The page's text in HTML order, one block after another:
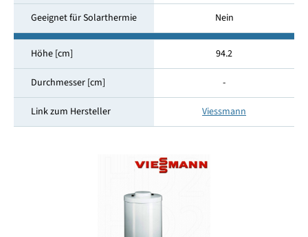
Geeignet für Solarthermie Nein
Höhe [cm] 94.2
Durchmesser [cm] -
Link zum Hersteller Viessmann